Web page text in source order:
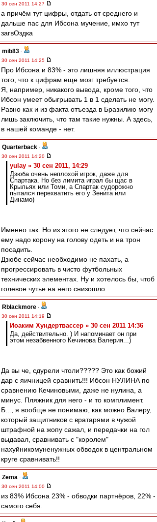
30 сен 2011 14:27
а причём тут цифры, отдать от среднего и
дальше пас для Ибсона мучение, имхо тут
загвОздка
mib83 -
30 сен 2011 14:25
Про Ибсона и 83% - это лишняя иллюстрация
того, что к цифрам еще мозг требуется.
Я, например, никакого вывода, кроме того, что
Ибсон умеет обыгрывать 1 в 1 сделать не могу.
Равно как и из факта отъезда в Бразилию могу
лишь заключить, что там такие нужны. А здесь,
в нашей команде - нет.
Quarterback -
30 сен 2011 14:20
yulay » 30 сен 2011, 14:29
Дзюба очень неплохой игрок, даже для
Спартака. Но без лимита играл бы щас в
Крыльях или Томи, а Спартак судорожно
пытался перехватить его у Зенита или
Динамо)
Именно так. Но из этого не следует, что сейчас
ему надо корону на голову одеть и на трон
посадить.
Дзюбе сейчас необходимо не пахать, а
прогрессировать в чисто футбольных
технических элементах. Ну и хотелось бы, чтоб
голевое чутье на него снизошло.
Rblackmore -
30 сен 2011 14:19
Иоаким Хундертвассер » 30 сен 2011 14:36
Да, действительно. ) И напоминает он при
этом незабвенного Кечинова Валерия...)
Да вы че, сдурели чтоли????? Это как божий
дар с яичницей сравнить!!! Ибсон НУЛИНА по
сравнению Кечиновыми, даже не нулина, а
минус. Пляжник для него - и то комплимент.
Б..., я вообще не понимаю, как можно Валеру,
который защитников с вратарями в чужой
штрафной на жопу сажал, и передачки на гол
выдавал, сравнивать с "королем"
нахуйникомуненужных обводок в центральном
круге сравнивать!!
Zema -
30 сен 2011 14:00
из 83% Ибсона 23% - обводки партнёров, 22% -
самого себя.